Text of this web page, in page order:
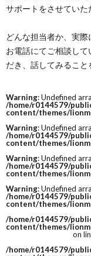
サポートをさせていた
どんな担当者か、実
お電話にてご相談し
だき、話してみること
Warning: Undefined
/home/r0144579/
content/themes/
Warning: Undefined
/home/r0144579/
content/themes/
Warning: Undefined
/home/r0144579/
content/themes/
Warning: Undefined
/home/r0144579/
content/themes/
/home/r0144579/
content/themes/
on
/home/r0144579/